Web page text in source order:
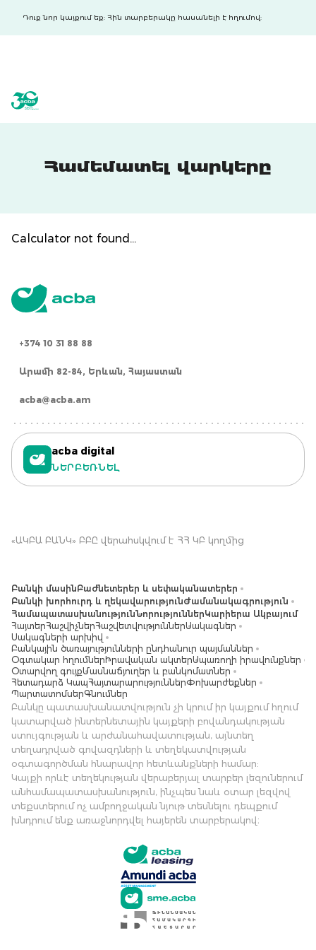
Դուք նոր կայքում եք: Հին տարբերակը հասանելի է հղումով:
Համեմատել վարկերը
Calculator not found...
+374 10 31 88 88
Արամի 82-84, Երևան, Հայաստան
acba@acba.am
acba digital
ՆԵՐԲԵՌՆԵԼ
«ԱԿԲԱ ԲԱՆԿ» ԲԲԸ վերահսկվում է ՀՀ ԿԲ կողմից
Բանկի մասինԲաժնետերեր և սեփականատերեր
Բանկի խորհուրդ և ղեկավարությունԺամանակագրություն
ՀամապատասխանությունՆորություններԿարիերա Ակբայում
ՀայտերՀաշվիչներՀաշվետվություններՍակագներ
Սակագների արխիվ
Բանկային ծառայությունների ընդհանուր պայմաններ
Օգտակար հղումներ Իրավական ակտերՍպառողի իրավունքներ
Օտարվող գույքՄասնաճյուղեր և բանկոմատներ
Հետադարձ ԿապՀայտարարություններՓոխարժեքներ
ՊարտատոմսերԳնումներ
Բանկը պատասխանատվություն չի կրում իր կայքում հղում
կատարված ինտերնետային կայքերի բովանդակության
ստույգության և արժանահավատության, այնտեղ
տեղադրված գովազդների և տեղեկատվության
օգտագործման հնարավոր հետևանքների համար:
Կայքի որևէ տեղեկության վերաբերյալ տարբեր լեզուներում
անհամապատասխանություն, ինչպես նաև օտար լեզվով
տեքստերում ոչ ամբողջական նյութ տեսնելու դեպքում
խնդրում ենք առաջնորդվել հայերեն տարբերակով։